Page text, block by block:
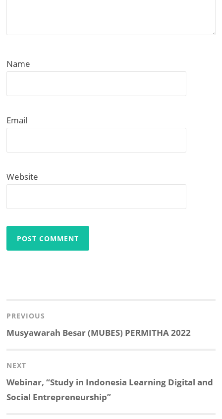
Name
Email
Website
navigation
PREVIOUS
Previous
Musyawarah Besar (MUBES) PERMITHA 2022
NEXT
Next
post:
Webinar, “Study in Indonesia Learning Digital and
Social Entrepreneurship”